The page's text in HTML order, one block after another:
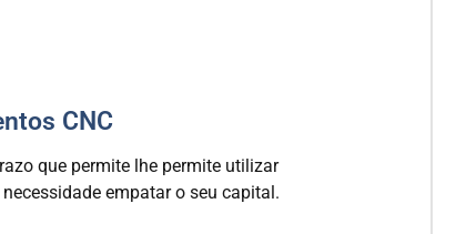
CNC
que permite lhe permite utilizar
empatar o seu capital.